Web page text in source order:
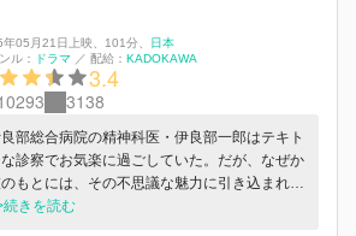
年05月21日上映 101分
日本
ル：
ドラマ ／ 配給： KADOKAWA
3.4
3138
部総合病院の精神科医・伊良部一郎はテキト
診察でお気楽に過ごしていた。だが、なぜか
もとには、その不思議な魅力に引き込まれる
に患者が次々と訪れる。そしてまた、ストレ
続きを読む